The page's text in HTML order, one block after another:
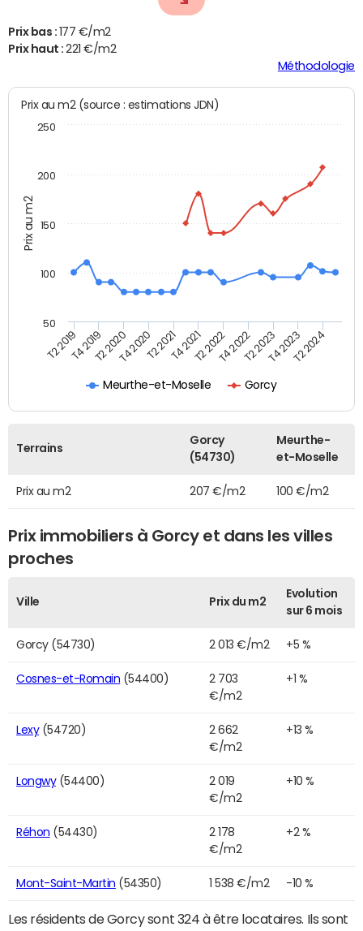
Prix bas : 177 €/m2
Prix haut :221 €/m2
Méthodologie
Prix au m2
Prix au m2 (source : estimations JDN)
Meurthe-et-Moselle Gorcy
T2 2019T4 2019T2 2020T4 2020T2 2021T4 2021T2 2022T4 2022T2 2023T4 2023T2 2024
50
100
150
200
250
Terrains
Gorcy
(54730)
Meurthe-
et-Moselle
Prix au m2 207 €/m2 100 €/m2
Prix immobiliers à Gorcy et dans les villes
proches
Ville Prix du m2
Evolution
sur 6 mois
Gorcy (54730) 2 013 €/m2 +5 %
Cosnes-et-Romain (54400)
2 703
€/m2
+1 %
Lexy(54720)
2 662
€/m2
+13 %
Longwy(54400)
2 019
€/m2
+10 %
Réhon (54430)
2 178
€/m2
+2 %
Mont-Saint-Martin (54350) 1 538 €/m2 -10 %
Les résidents de Gorcy sont 324 à être locataires. Ils sont